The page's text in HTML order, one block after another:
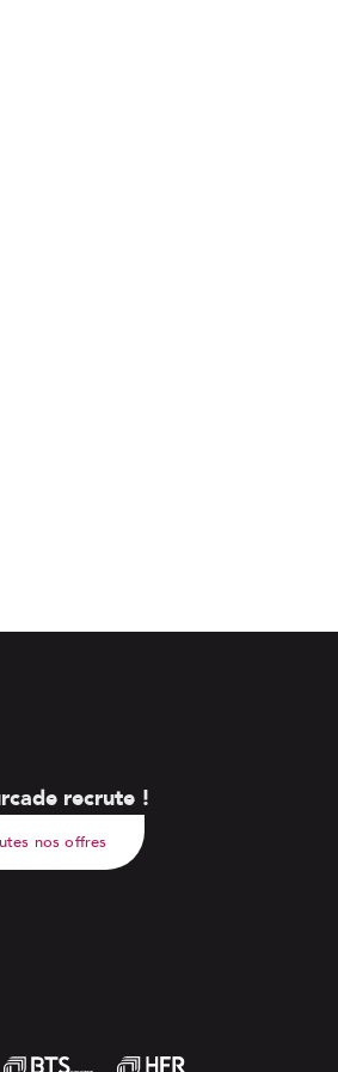
recrute !
nos offres